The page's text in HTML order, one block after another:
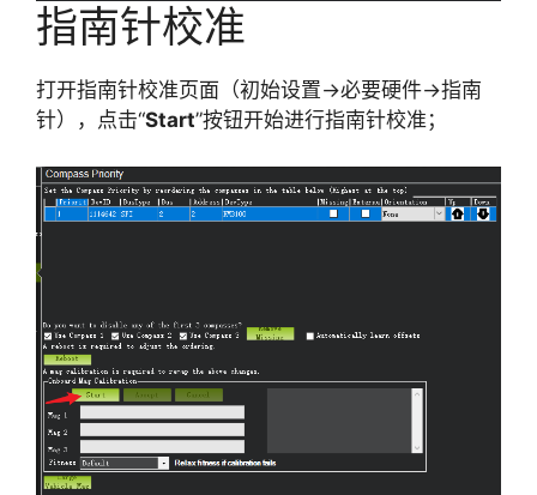
指南针校准
打开指南针校准页面（初始设置->必要硬件->指南
针），点击“Start”按钮开始进行指南针校准；